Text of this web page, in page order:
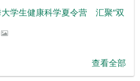
学生健康科学夏令营 汇聚“双
查看全部